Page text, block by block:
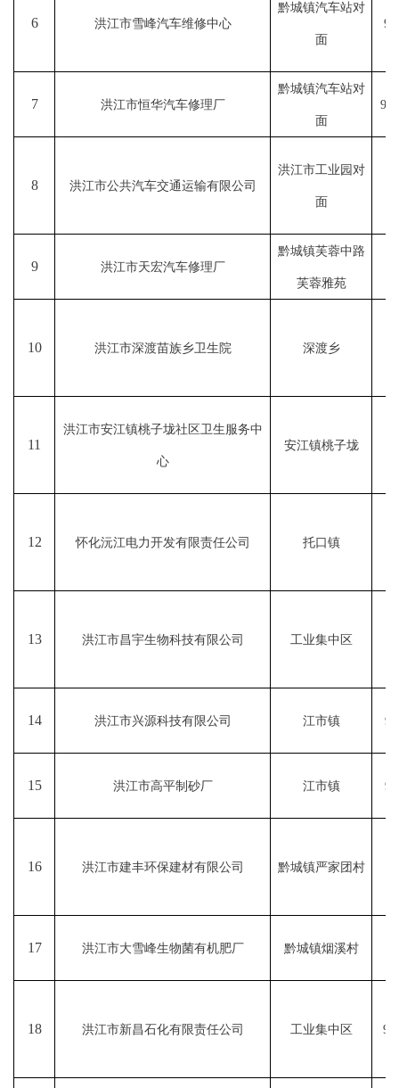
6 洪江市雪峰汽车维修中心
黔城镇汽车站对
面
7 洪江市恒华汽车修理厂
黔城镇汽车站对
面
8 洪江市公共汽车交通运输有限公司
洪江市工业园对
面
9 洪江市天宏汽车修理厂
黔城镇芙蓉中路
芙蓉雅苑
10 洪江市深渡苗族乡卫生院 深渡乡
11
洪江市安江镇桃子垅社区卫生服务中
心
安江镇桃子垅
12 怀化沅江电力开发有限责任公司 托口镇
13 洪江市昌宇生物科技有限公司 工业集中区
14 洪江市兴源科技有限公司 江市镇
15 洪江市高平制砂厂 江市镇
16 洪江市建丰环保建材有限公司 黔城镇严家团村
17 洪江市大雪峰生物菌有机肥厂 黔城镇烟溪村
18 洪江市新昌石化有限责任公司 工业集中区